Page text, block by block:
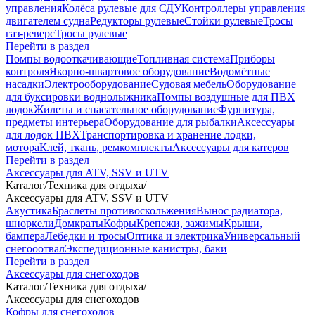
управленияКолёса рулевые для СДУКонтроллеры управления
двигателем суднаРедукторы рулевыеСтойки рулевыеТросы
газ-реверсТросы рулевые
Перейти в раздел
Помпы водооткачивающиеТопливная системаПриборы
контроляЯкорно-швартовое оборудованиеВодомётные
насадкиЭлектрооборудованиеСудовая мебельОборудование
для буксировки воднолыжникаПомпы воздушные для ПВХ
лодокЖилеты и спасательное оборудованиеФурнитура,
предметы интерьераОборудование для рыбалкиАксессуары
для лодок ПВХТранспортировка и хранение лодки,
мотораКлей, ткань, ремкомплектыАксессуары для катеров
Перейти в раздел
Аксессуары для ATV, SSV и UTV
Каталог/Техника для отдыха/
Аксессуары для ATV, SSV и UTV
АкустикаБраслеты противоскольженияВынос радиатора,
шноркелиДомкратыКофрыКрепежи, зажимыКрыши,
бампераЛебедки и тросыОптика и электрикаУниверсальный
снегооотвалЭкспедиционные канистры, баки
Перейти в раздел
Аксессуары для снегоходов
Каталог/Техника для отдыха/
Аксессуары для снегоходов
Кофры для снегоходов